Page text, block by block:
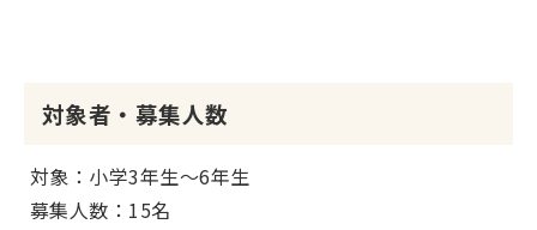
対象者・募集人数
対象：小学3年生～6年生
募集人数：15名